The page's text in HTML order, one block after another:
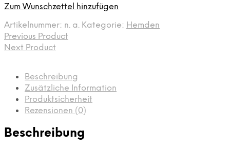
Zum Wunschzettel hinzufügen
Artikelnummer: n. a. Kategorie: Hemden
Previous Product
Next Product
Beschreibung
Zusätzliche Information
Produktsicherheit
Rezensionen (0)
Beschreibung